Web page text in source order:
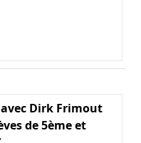
Dirk Frimout
de 5ème et